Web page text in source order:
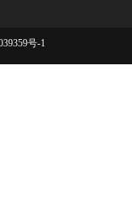
号-1